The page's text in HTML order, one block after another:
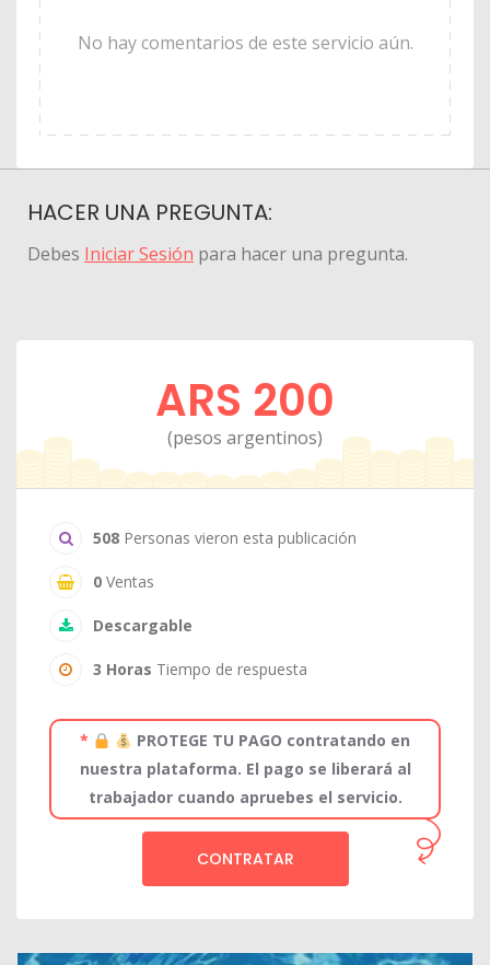
No hay comentarios de este servicio aún.
HACER UNA PREGUNTA:
Debes Iniciar Sesión para hacer una pregunta.
ARS 200
(pesos argentinos)
508 Personas vieron esta publicación
0 Ventas
Descargable
3 Horas Tiempo de respuesta
*
PROTEGE TU PAGO contratando en
nuestra plataforma. El pago se liberará al
trabajador cuando apruebes el servicio.
CONTRATAR